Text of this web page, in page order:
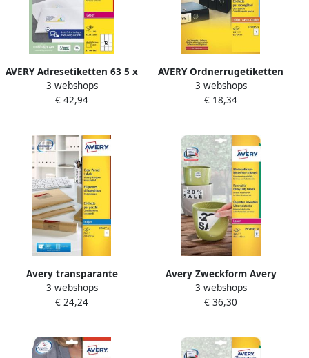
AVERY Adresetiketten 63 5 x
72 mm wit Laserprinter
permanent klevend L7164-
3 webshops
€ 42,94
AVERY Ordnerrugetiketten
192 x 62 mm wit
Inkjetprinter Laserprinter
25
3 webshops
€ 18,34
Avery transparante
verzendetiketten ft 210 x
297 mm 25 stuks 1 per blad
3 webshops
€ 24,24
Avery Zweckform Avery
afneembare
weerbestendige etiketten
3 webshops
€ 36,30